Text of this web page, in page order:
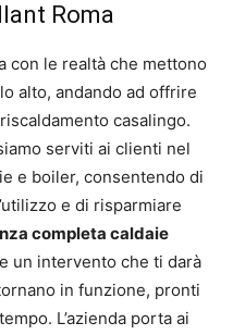
Roma
con le realtà che mettono
alto, andando ad offrire
casalingo.
serviti ai clienti nel
e boiler, consentendo di
e di risparmiare
completa caldaie
un intervento che ti darà
in funzione, pronti
L’azienda porta ai